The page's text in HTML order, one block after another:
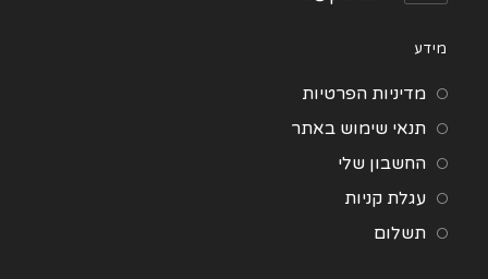
מידע
מדיניות הפרטיות
תנאי שימוש באתר
החשבון שלי
עגלת קניות
תשלום